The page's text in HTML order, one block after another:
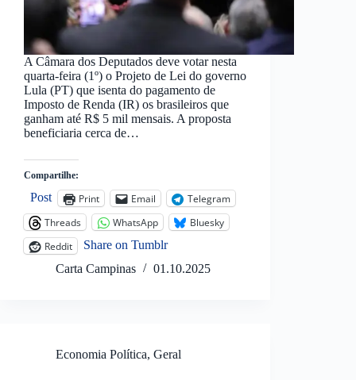
A Câmara dos Deputados deve votar nesta
quarta-feira (1º) o Projeto de Lei do governo
Lula (PT) que isenta do pagamento de
Imposto de Renda (IR) os brasileiros que
ganham até R$ 5 mil mensais. A proposta
beneficiaria cerca de…
Compartilhe:
Post Print Email
Telegram
Threads
WhatsApp
Bluesky
Reddit
Share on Tumblr
Carta Campinas
01.10.2025
Economia Política, Geral